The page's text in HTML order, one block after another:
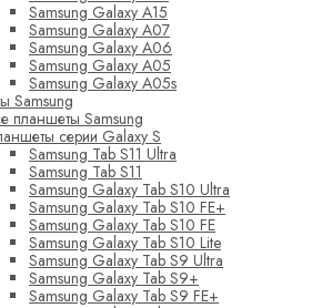
Samsung Galaxy A15
Samsung Galaxy A07
Samsung Galaxy A06
Samsung Galaxy A05
Samsung Galaxy A05s
Samsung
планшеты Samsung
серии Galaxy S
Samsung Tab S11 Ultra
Samsung Tab S11
Samsung Galaxy Tab S10 Ultra
Samsung Galaxy Tab S10 FE+
Samsung Galaxy Tab S10 FE
Samsung Galaxy Tab S10 Lite
Samsung Galaxy Tab S9 Ultra
Samsung Galaxy Tab S9+
Samsung Galaxy Tab S9 FE+